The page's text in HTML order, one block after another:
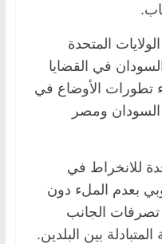
المتحدة
في القضايا
تطورات الأوضاع في
ومصر
للانخراط في
بعدم الملء دون
تصرفات الجانب
بين البلدين.